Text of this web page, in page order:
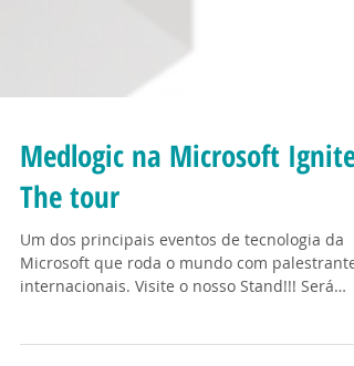
Medlogic na Microsoft Ignite
The tour
Um dos principais eventos de tecnologia da